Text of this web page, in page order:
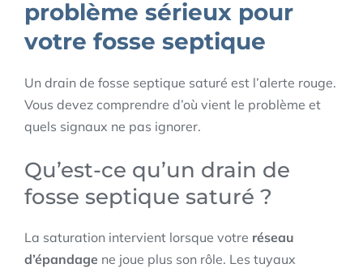
problème sérieux pour
votre fosse septique
Un drain de fosse septique saturé est l’alerte rouge.
Vous devez comprendre d’où vient le problème et
quels signaux ne pas ignorer.
Qu’est-ce qu’un drain de
fosse septique saturé ?
La saturation intervient lorsque votre réseau
d’épandage ne joue plus son rôle. Les tuyaux